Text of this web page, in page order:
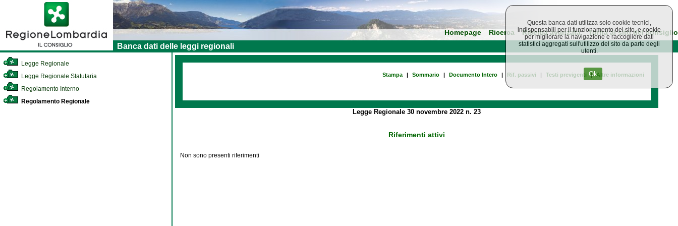
Homepage Ricerca Ricerca avanzata Torna al sito del consiglio
Banca dati delle leggi regionali
Legge Regionale
Legge Regionale Statutaria
Regolamento Interno
Regolamento Regionale
Stampa | Sommario | Documento Intero | Rif. passivi | Testi previgenti | Altre informazioni
Legge Regionale 30 novembre 2022 n. 23
Riferimenti attivi
Non sono presenti riferimenti
Questa banca dati utilizza solo cookie tecnici,
indispensabili per il funzionamento del sito, e cookie
per migliorare la navigazione e raccogliere dati
statistici aggregati sull'utilizzo del sito da parte degli
utenti.
Ok